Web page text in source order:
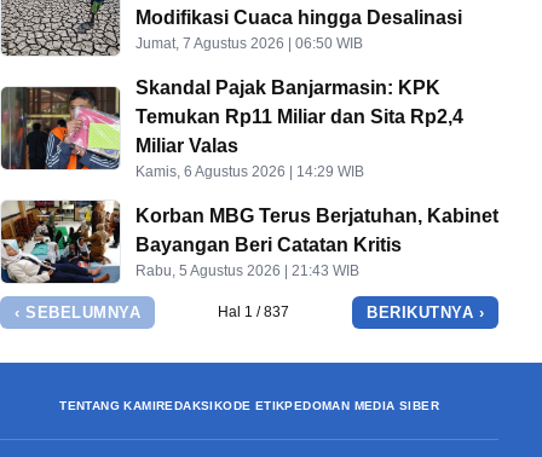
Modifikasi Cuaca hingga Desalinasi
Jumat, 7 Agustus 2026 | 06:50 WIB
Skandal Pajak Banjarmasin: KPK
Temukan Rp11 Miliar dan Sita Rp2,4
Miliar Valas
Kamis, 6 Agustus 2026 | 14:29 WIB
Korban MBG Terus Berjatuhan, Kabinet
Bayangan Beri Catatan Kritis
Rabu, 5 Agustus 2026 | 21:43 WIB
‹ SEBELUMNYA Hal 1 / 837 BERIKUTNYA ›
TENTANG KAMIREDAKSIKODE ETIKPEDOMAN MEDIA SIBER